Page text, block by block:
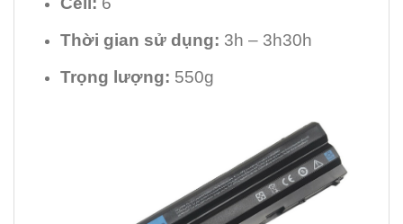
Thời gian sử dụng: 3h – 3h30h
Trọng lượng: 550g